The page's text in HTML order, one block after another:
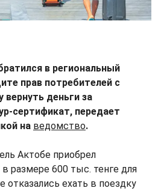
в региональный
прав потребителей с
деньги за
сертификат, передает
на ведомство.
Актобе приобрел
размере 600 тыс. тенге для
отказались ехать в поездку